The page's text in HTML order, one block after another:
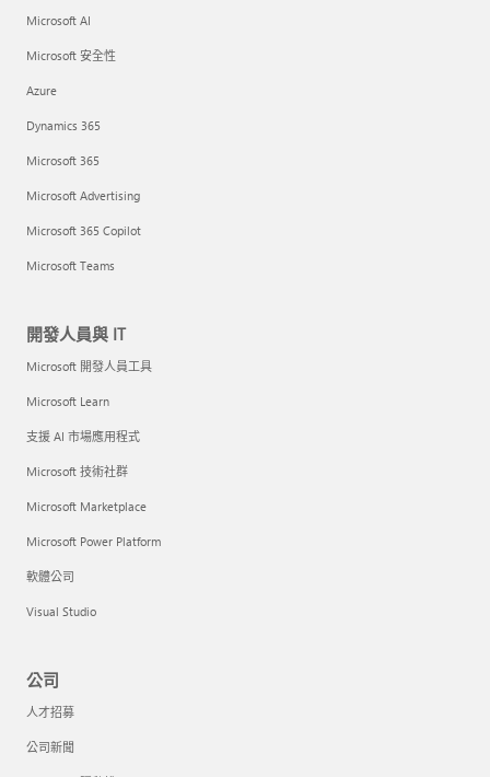
Microsoft AI
Microsoft 安全性
Azure
Dynamics 365
Microsoft 365
Microsoft Advertising
Microsoft 365 Copilot
Microsoft Teams
開發人員與 IT
Microsoft 開發人員工具
Microsoft Learn
支援 AI 市場應用程式
Microsoft 技術社群
Microsoft Marketplace
Microsoft Power Platform
軟體公司
Visual Studio
公司
人才招募
公司新聞